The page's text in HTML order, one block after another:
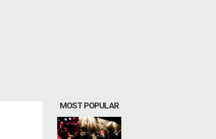
MOST POPULAR